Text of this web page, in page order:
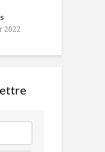
2022